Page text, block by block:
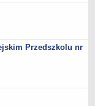
Przedszkolu nr